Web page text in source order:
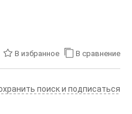
В избранное В сравнение
поиск и подписаться